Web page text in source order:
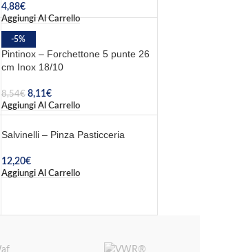
4,88€
Aggiungi Al Carrello
-5%
Pintinox – Forchettone 5 punte 26
cm Inox 18/10
8,54€ 8,11€
Aggiungi Al Carrello
Salvinelli – Pinza Pasticceria
12,20€
Aggiungi Al Carrello